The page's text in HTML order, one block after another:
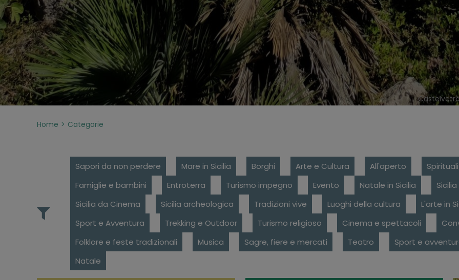
Home Categorie
Sapori da non perdere Mare in Sicilia Borghi Arte e Cultura All'aperto
Famiglie e bambini
Entroterra Turismo impegno Evento Natale in Sicilia
Sicilia da Cinema
Sicilia archeologica Tradizioni vive Luoghi della cultura
L'arte in
Sport e Avventura
Trekking e Outdoor Turismo religioso Cinema e spettacoli
Folklore e feste tradizionali
Musica Sagre, fiere e mercati Teatro
Sport e
Natale